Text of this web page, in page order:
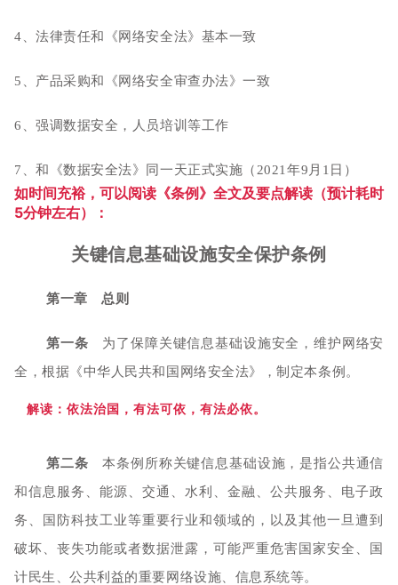
4、法律责任和《网络安全法》基本一致
5、产品采购和《网络安全审查办法》一致
6、强调数据安全，人员培训等工作
7、和《数据安全法》同一天正式实施（2021年9月1日）
如时间充裕，可以阅读《条例》全文及要点解读（预计耗时
5分钟左右）：
关键信息基础设施安全保护条例
第一章 总则
第一条 为了保障关键信息基础设施安全，维护网络安
全，根据《中华人民共和国网络安全法》，制定本条例。
解读：依法治国，有法可依，有法必依。
第二条 本条例所称关键信息基础设施，是指公共通信
和信息服务、能源、交通、水利、金融、公共服务、电子政
务、国防科技工业等重要行业和领域的，以及其他一旦遭到
破坏、丧失功能或者数据泄露，可能严重危害国家安全、国
计民生、公共利益的重要网络设施、信息系统等。